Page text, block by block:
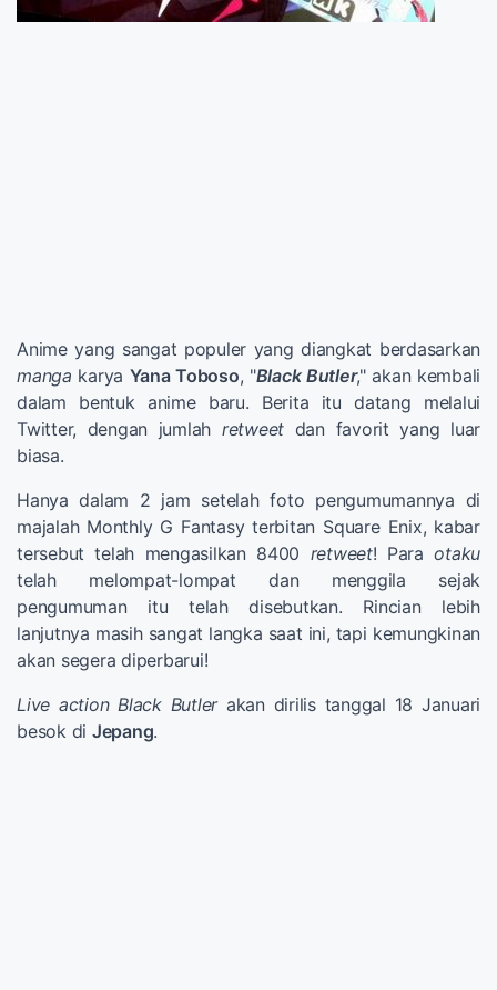
Anime yang sangat populer yang diangkat berdasarkan
manga karya Yana Toboso, "Black Butler," akan kembali
dalam bentuk anime baru. Berita itu datang melalui
Twitter, dengan jumlah retweet dan favorit yang luar
biasa.
Hanya dalam 2 jam setelah foto pengumumannya di
majalah Monthly G Fantasy terbitan Square Enix, kabar
tersebut telah mengasilkan 8400 retweet! Paraotaku
telah melompat-lompat dan menggila sejak
pengumuman itu telah disebutkan. Rincian lebih
lanjutnya masih sangat langka saat ini, tapi kemungkinan
akan segera diperbarui!
Live action Black Butlerakan dirilis tanggal 18 Januari
besok di Jepang.